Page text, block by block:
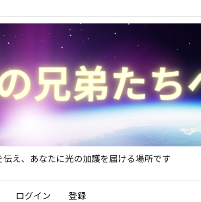
え、あなたに光の加護を届ける場所です
ログイン 登録